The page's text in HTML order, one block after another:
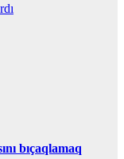
bıçaqlamaq